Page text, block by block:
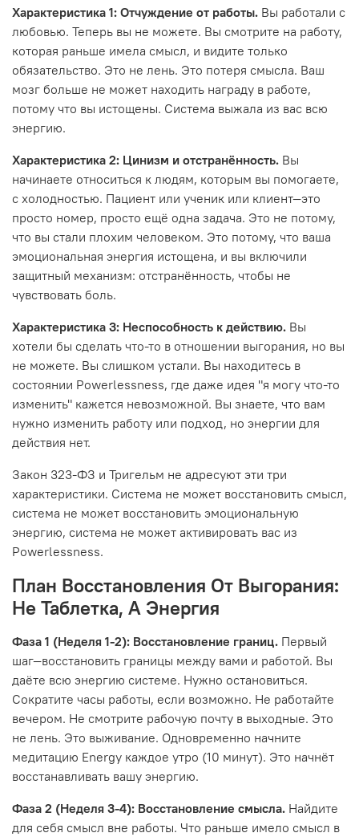
Характеристика 1: Отчуждение от работы. Вы работали с
любовью. Теперь вы не можете. Вы смотрите на работу,
которая раньше имела смысл, и видите только
обязательство. Это не лень. Это потеря смысла. Ваш
мозг больше не может находить награду в работе,
потому что вы истощены. Система выжала из вас всю
энергию.
Характеристика 2: Цинизм и отстранённость. Вы
начинаете относиться к людям, которым вы помогаете,
с холодностью. Пациент или ученик или клиент—это
просто номер, просто ещё одна задача. Это не потому,
что вы стали плохим человеком. Это потому, что ваша
эмоциональная энергия истощена, и вы включили
защитный механизм: отстранённость, чтобы не
чувствовать боль.
Характеристика 3: Неспособность к действию. Вы
хотели бы сделать что-то в отношении выгорания, но вы
не можете. Вы слишком устали. Вы находитесь в
состоянии Powerlessness, где даже идея "я могу что-то
изменить" кажется невозможной. Вы знаете, что вам
нужно изменить работу или подход, но энергии для
действия нет.
Закон 323-ФЗ и Тригельм не адресуют эти три
характеристики. Система не может восстановить смысл,
система не может восстановить эмоциональную
энергию, система не может активировать вас из
Powerlessness.
План Восстановления От Выгорания:
Не Таблетка, А Энергия
Фаза 1 (Неделя 1-2): Восстановление границ. Первый
шаг—восстановить границы между вами и работой. Вы
даёте всю энергию системе. Нужно остановиться.
Сократите часы работы, если возможно. Не работайте
вечером. Не смотрите рабочую почту в выходные. Это
не лень. Это выживание. Одновременно начните
медитацию Energy каждое утро (10 минут). Это начнёт
восстанавливать вашу энергию.
Фаза 2 (Неделя 3-4): Восстановление смысла. Найдите
для себя смысл вне работы. Что раньше имело смысл в